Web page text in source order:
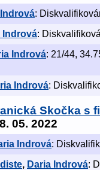
:
Indrová:
Indrová: 21/44,
Indrová:
Skočka s
05. 2022
Indrová:
, Daria Indrová: